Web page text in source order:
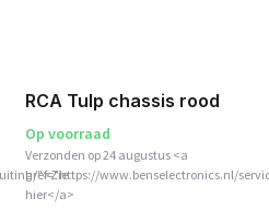
">Zie
RCA Tulp chassis rood
Op voorraad
Verzonden op 24 augustus <a
href="https://www.benselectronics.nl/
hier</a>